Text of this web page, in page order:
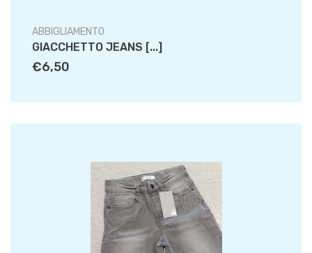
ABBIGLIAMENTO
GIACCHETTO JEANS [...]
€6,50